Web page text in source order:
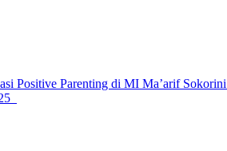
Positive Parenting di MI Ma’arif Sokorini